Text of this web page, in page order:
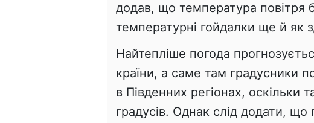
додав, що температура повітря
температурні гойдалки ще й як
Найтепліше погода
країни, а саме там градусники
в Південних регіонах, оскільки
градусів. Однак слід додати,